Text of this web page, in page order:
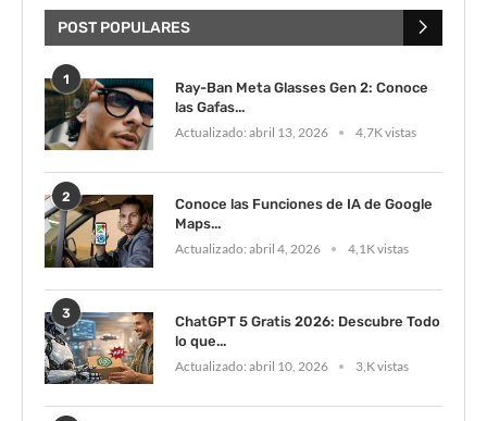
POST POPULARES
1
Ray-Ban Meta Glasses Gen 2: Conoce
las Gafas...
Actualizado: abril 13, 2026 4,7K vistas
2
Conoce las Funciones de IA de Google
Maps...
Actualizado: abril 4, 2026 4,1K vistas
3
ChatGPT 5 Gratis 2026: Descubre Todo
lo que...
Actualizado: abril 10, 2026 3,K vistas